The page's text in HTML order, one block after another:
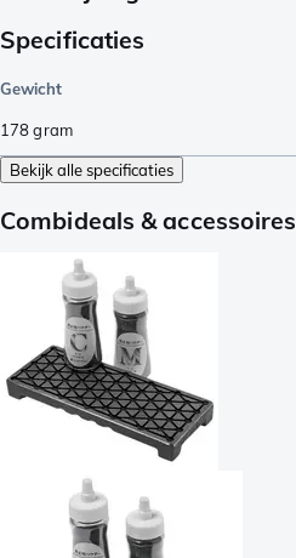
Specificaties
Gewicht
178gram
Bekijk alle specificaties
Combideals & accessoires